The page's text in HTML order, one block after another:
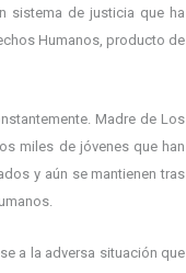
sistema de justicia que ha
Humanos, producto de
Madre de Los
miles de jóvenes que han
y aún se mantienen tras
a la adversa situación que